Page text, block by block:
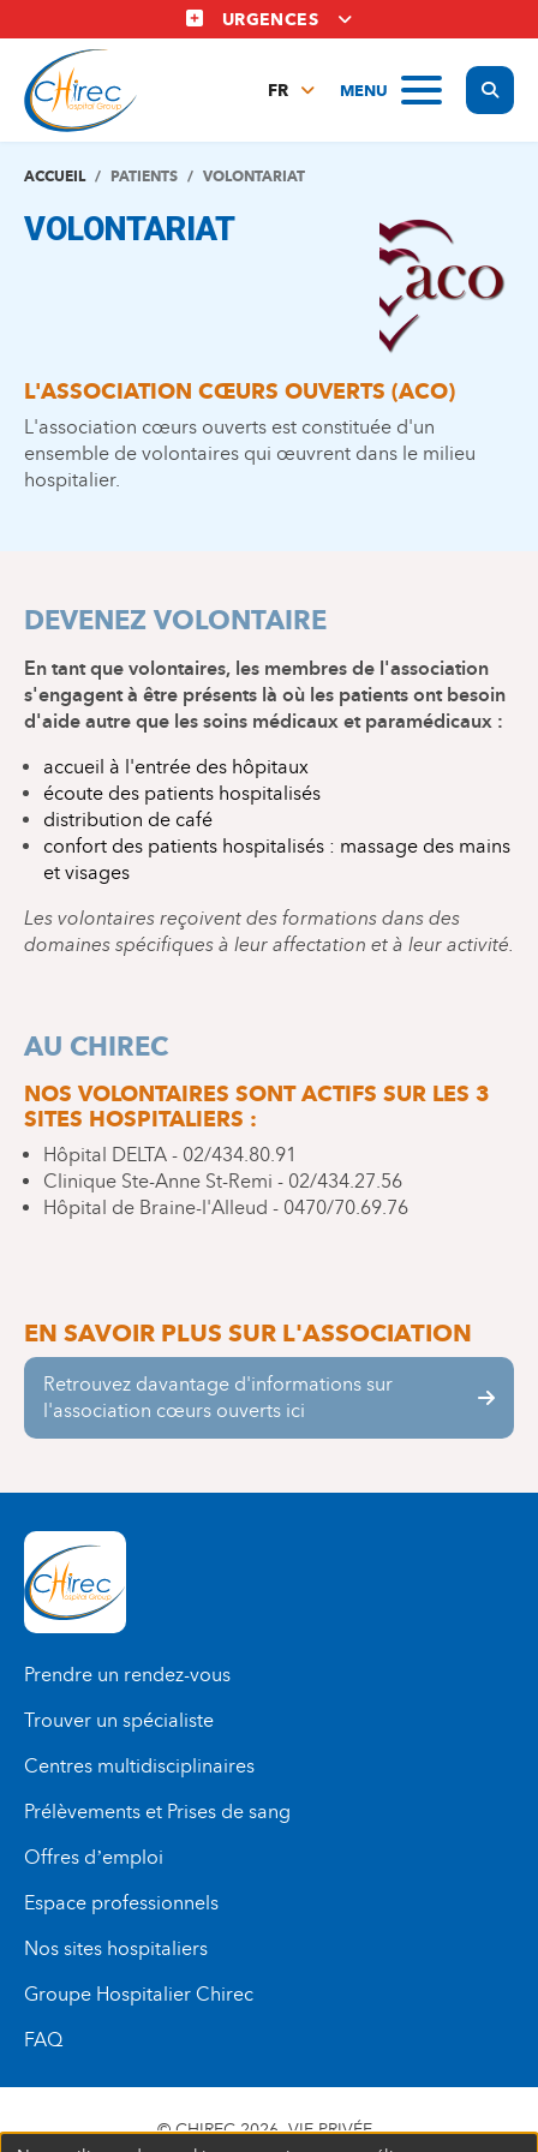
au
contenu
principal
URGENCES
MENU
FR
EN
ACCUEIL PATIENTS VOLONTARIAT
VOLONTARIAT
L'ASSOCIATION CŒURS OUVERTS (ACO)
L'association cœurs ouverts est constituée d'un
ensemble de volontaires qui œuvrent dans le milieu
hospitalier.
DEVENEZ VOLONTAIRE
En tant que volontaires, les membres de l'association
s'engagent à être présents là où les patients ont besoin
d'aide autre que les soins médicaux et paramédicaux :
accueil à l'entrée des hôpitaux
écoute des patients hospitalisés
distribution de café
confort des patients hospitalisés : massage des mains
et visages
Les volontaires reçoivent des formations dans des
domaines spécifiques à leur affectation et à leur activité.
AU CHIREC
NOS VOLONTAIRES SONT ACTIFS SUR LES 3
SITES HOSPITALIERS :
Hôpital DELTA - 02/434.80.91
Clinique Ste-Anne St-Remi - 02/434.27.56
Hôpital de Braine-l'Alleud - 0470/70.69.76
EN SAVOIR PLUS SUR L'ASSOCIATION
Retrouvez davantage d'informations sur
l'association cœurs ouverts ici
Prendre un rendez-vous
Trouver un spécialiste
Centres multidisciplinaires
Prélèvements et Prises de sang
Offres d’emploi
Espace professionnels
Nos sites hospitaliers
Groupe Hospitalier Chirec
FAQ
© CHIREC 2026 VIE PRIVÉE